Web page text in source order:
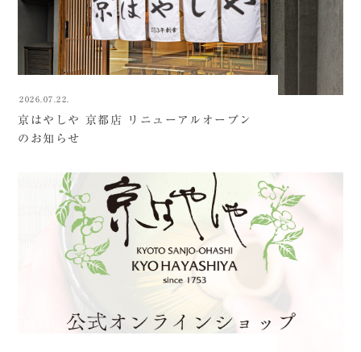
2026.07.22.
京はやしや 京都店 リニューアルオープン
のお知らせ